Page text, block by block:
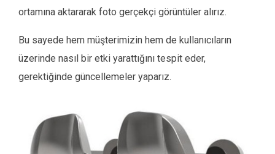
ortamına aktararak foto gerçekçi görüntüler alırız.
Bu sayede hem müşterimizin hem de kullanıcıların
üzerinde nasıl bir etki yarattığını tespit eder,
gerektiğinde güncellemeler yaparız.